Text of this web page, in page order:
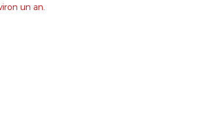
un an.